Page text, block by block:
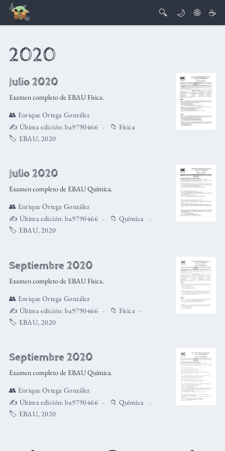
🔍 🌙 🌐 ☕
2020
Julio 2020
Examen completo de EBAU Física.
👥 Enrique Ortega González
✍️ Última edición:ba9790466 📁 Física
🏷️ EBAU,2020
Julio 2020
Examen completo de EBAU Química.
👥 Enrique Ortega González
✍️ Última edición:ba9790466 📁 Química
🏷️ EBAU,2020
Septiembre 2020
Examen completo de EBAU Física.
👥 Enrique Ortega González
✍️ Última edición:ba9790466 📁 Física
🏷️ EBAU,2020
Septiembre 2020
Examen completo de EBAU Química.
👥 Enrique Ortega González
✍️ Última edición:ba9790466 📁 Química
🏷️ EBAU,2020